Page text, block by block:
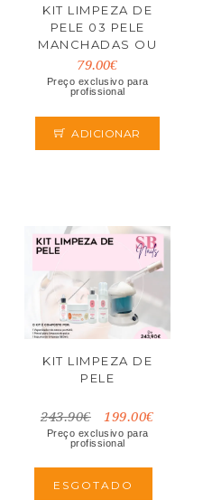
KIT LIMPEZA DE
PELE 03 PELE
MANCHADAS OU
COM TENDENCIAS A
ACNE
79.00€
Preço exclusivo para
profissional
ADICIONAR
KIT LIMPEZA DE
PELE
243.90€ 199.00€
Preço exclusivo para
profissional
ESGOTADO